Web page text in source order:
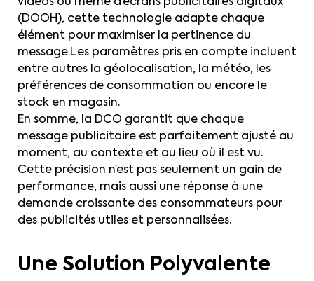
(DOOH), cette technologie adapte chaque
élément pour maximiser la pertinence du
message.Les paramètres pris en compte incluent
entre autres la géolocalisation, la météo, les
préférences de consommation ou encore le
stock en magasin.
En somme, la DCO garantit que chaque
message publicitaire est parfaitement ajusté au
moment, au contexte et au lieu où il est vu.
Cette précision n’est pas seulement un gain de
performance, mais aussi une réponse à une
demande croissante des consommateurs pour
des publicités utiles et personnalisées.
Une Solution Polyvalente